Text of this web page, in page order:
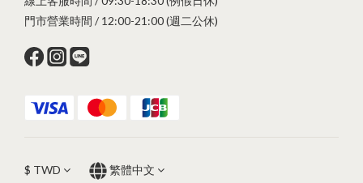
門市營業時間 / 12:00-21:00 (週二公休)
$ TWD 繁體中文